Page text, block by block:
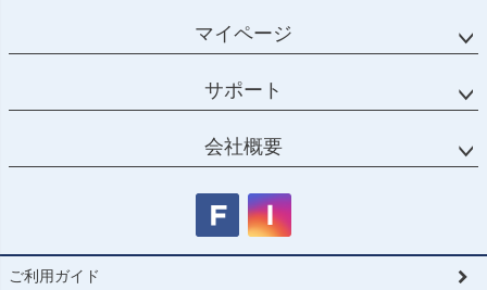
マイページ
サポート
会社概要
ご利用ガイド